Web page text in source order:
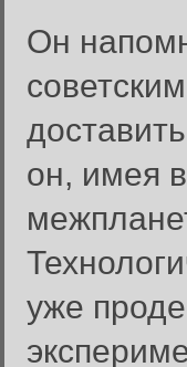
Он
он, имея
уже